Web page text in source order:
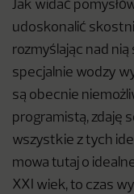
Jak widać
udoskonalić
rozmyślając nad nią
specjalnie wodzy
są obecnie
programistą, zdaję
wszystkie z tych
mowa tutaj o
XXI wiek, to czas